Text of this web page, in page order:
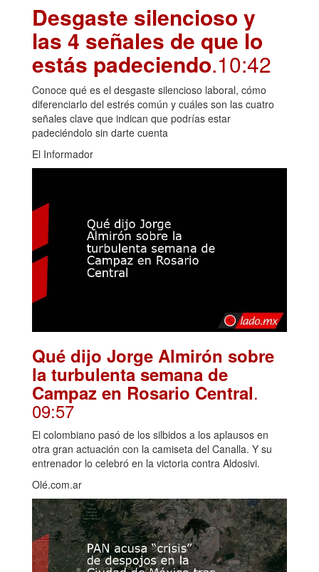
Desgaste silencioso y
las 4 señales de que lo
estás padeciendo.10:42
Conoce qué es el desgaste silencioso laboral, cómo
diferenciarlo del estrés común y cuáles son las cuatro
señales clave que indican que podrías estar
padeciéndolo sin darte cuenta
El Informador
Qué dijo Jorge Almirón sobre
la turbulenta semana de
Campaz en Rosario Central.
09:57
El colombiano pasó de los silbidos a los aplausos en
otra gran actuación con la camiseta del Canalla. Y su
entrenador lo celebró en la victoria contra Aldosivi.
Olé.com.ar